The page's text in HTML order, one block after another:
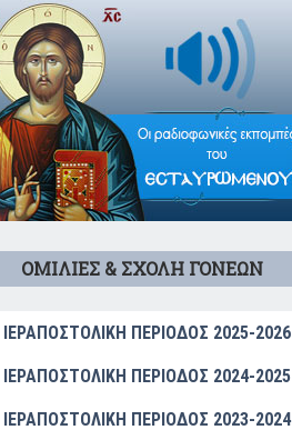
ΟΜΙΛΙΕΣ & ΣΧΟΛΗ ΓΟΝΕΩΝ
ΙΕΡΑΠΟΣΤΟΛΙΚΗ ΠΕΡΙΟΔΟΣ 2025-2026
ΙΕΡΑΠΟΣΤΟΛΙΚΗ ΠΕΡΙΟΔΟΣ 2024-2025
ΙΕΡΑΠΟΣΤΟΛΙΚΗ ΠΕΡΙΟΔΟΣ 2023-2024